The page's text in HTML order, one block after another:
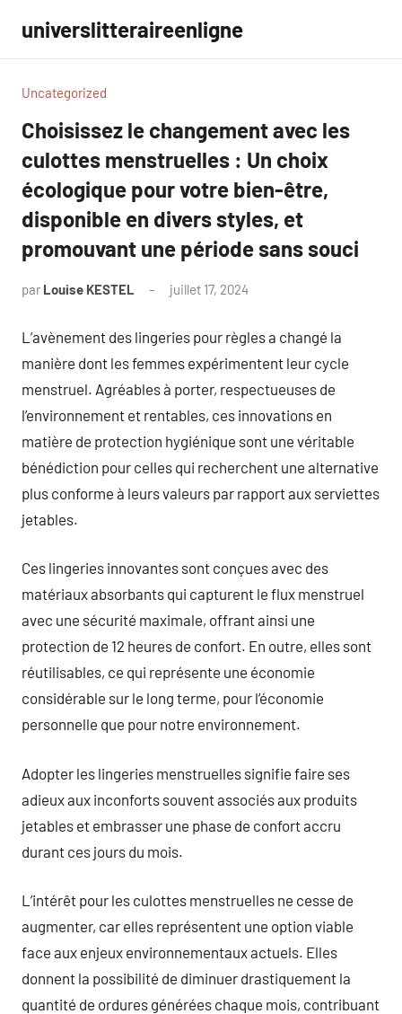
contenu
universlitteraireenligne
Uncategorized
Choisissez le changement avec les
culottes menstruelles : Un choix
écologique pour votre bien-être,
disponible en divers styles, et
promouvant une période sans souci
par Louise KESTEL juillet 17, 2024
L’avènement des lingeries pour règles a changé la
manière dont les femmes expérimentent leur cycle
menstruel. Agréables à porter, respectueuses de
l’environnement et rentables, ces innovations en
matière de protection hygiénique sont une véritable
bénédiction pour celles qui recherchent une alternative
plus conforme à leurs valeurs par rapport aux serviettes
jetables.
Ces lingeries innovantes sont conçues avec des
matériaux absorbants qui capturent le flux menstruel
avec une sécurité maximale, offrant ainsi une
protection de 12 heures de confort. En outre, elles sont
réutilisables, ce qui représente une économie
considérable sur le long terme, pour l’économie
personnelle que pour notre environnement.
Adopter les lingeries menstruelles signifie faire ses
adieux aux inconforts souvent associés aux produits
jetables et embrasser une phase de confort accru
durant ces jours du mois.
L’intérêt pour les culottes menstruelles ne cesse de
augmenter, car elles représentent une option viable
face aux enjeux environnementaux actuels. Elles
donnent la possibilité de diminuer drastiquement la
quantité de ordures générées chaque mois, contribuant